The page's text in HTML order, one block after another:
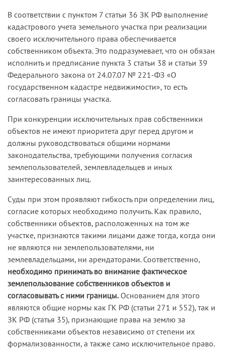
В соответствии с пунктом 7 статьи 36 ЗК РФ выполнение
кадастрового учета земельного участка при реализации
своего исключительного права обеспечивается
собственником объекта. Это подразумевает, что он обязан
исполнить и предписание пункта 3 статьи 38 и статьи 39
Федерального закона от 24.07.07 № 221-ФЗ «О
государственном кадастре недвижимости», то есть
согласовать границы участка.
При конкуренции исключительных прав собственники
объектов не имеют приоритета друг перед другом и
должны руководствоваться общими нормами
законодательства, требующими получения согласия
землепользователей, землевладельцев и иных
заинтересованных лиц.
Суды при этом проявляют гибкость при определении лиц,
согласие которых необходимо получить. Как правило,
собственники объектов, расположенных на том же
участке, признаются такими лицами даже тогда, когда они
не являются ни землепользователями, ни
землевладельцами, ни арендаторами. Соответственно,
необходимо принимать во внимание фактическое
землепользование собственников объектов и
согласовывать с ними границы.Основанием для этого
являются общие нормы как ГК РФ (статьи 271 и 552), так и
ЗК РФ (статья 35), признающие права на землю за
собственниками объектов независимо от степени их
формализованности, а также само исключительное право.